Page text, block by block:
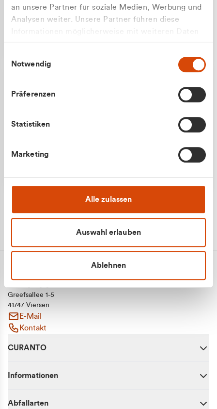
an unsere Partner für soziale Medien, Werbung und
Analysen weiter. Unsere Partner führen diese
gesammelt haben.
Notwendig
Präferenzen
Statistiken
Marketing
Alle zulassen
Auswahl erlauben
Ablehnen
Apilash Balanesan
Greefsallee 1-5
41747 Viersen
E-Mail
Kontakt
CURANTO
Informationen
Abfallarten